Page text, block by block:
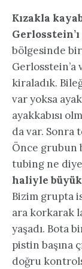
Kızakla
Gerlosstein’ı
bölgesinde
Gerlosstein’a
kiraladık.
var yoksa
ayakkabısı
da var. Sonra
Önce grubun
tubing ne
haliyle
Bizim grupta
ara korkarak
yaşadı. Bota
pistin başına
doğru